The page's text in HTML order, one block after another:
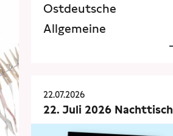
Ostdeutsche
Allgemeine
22.07.2026
22. Juli 2026 Nachttisch